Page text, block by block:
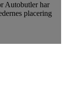
Autobutler har
placering